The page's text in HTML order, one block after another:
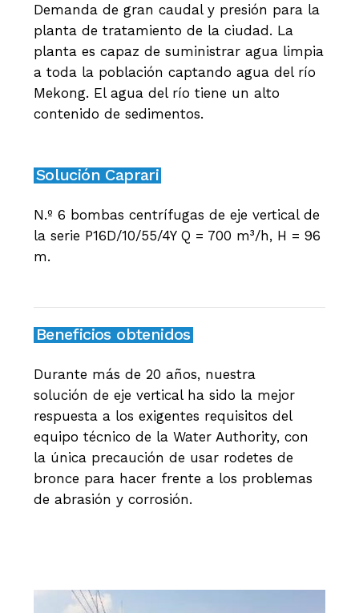
Demanda de gran caudal y presión para la
planta de tratamiento de la ciudad. La
planta es capaz de suministrar agua limpia
a toda la población captando agua del río
Mekong. El agua del río tiene un alto
contenido de sedimentos.
Solución Caprari
N.º 6 bombas centrífugas de eje vertical de
la serie P16D/10/55/4Y Q = 700 m³/h, H = 96
m.
Beneficios obtenidos
Durante más de 20 años, nuestra
solución de eje vertical ha sido la mejor
respuesta a los exigentes requisitos del
equipo técnico de la Water Authority, con
la única precaución de usar rodetes de
bronce para hacer frente a los problemas
de abrasión y corrosión.